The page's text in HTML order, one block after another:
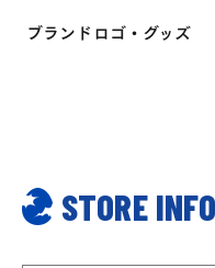
ブランドロゴ・グッズ
STORE